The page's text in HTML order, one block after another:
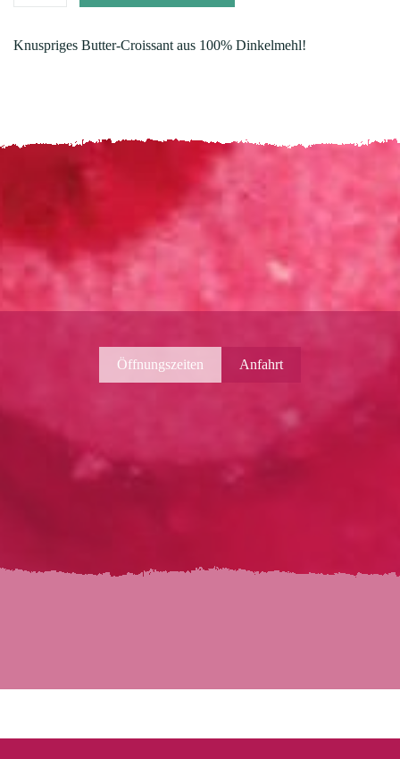
Knuspriges Butter-Croissant aus 100% Dinkelmehl!
Öffnungszeiten Anfahrt